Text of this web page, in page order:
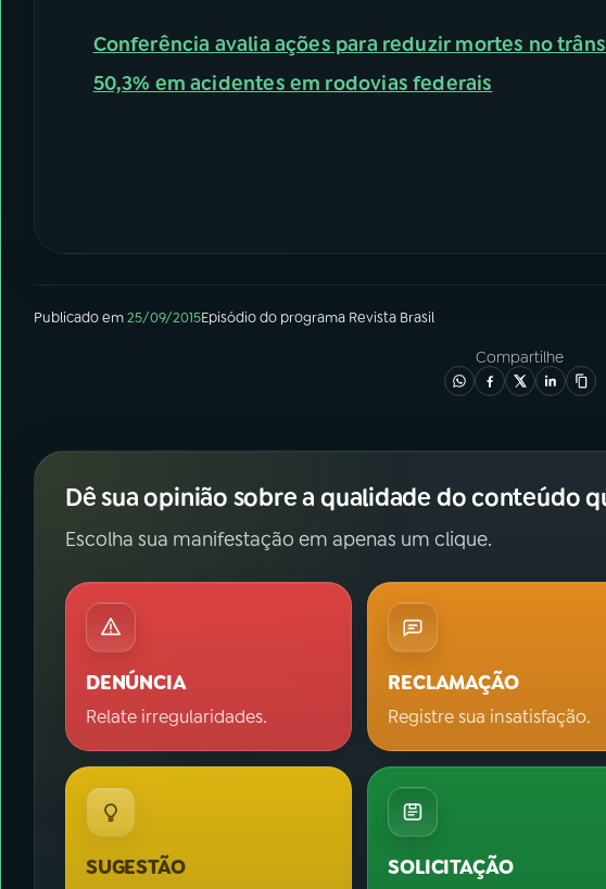
Conferência avalia ações para reduzir mortes no
50,3% em acidentes em rodovias federais
Publicado em25/09/2015Episódiodo programa Revista Brasil
Compartilhe
Dê sua opinião sobre a qualidade do conteúdo
Escolha sua manifestação em apenas um clique.
DENÚNCIA
Relate irregularidades.
RECLAMAÇÃO
Registre sua insatisfação.
SUGESTÃO SOLICITAÇÃO